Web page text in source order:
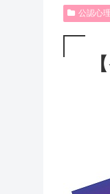
公認心